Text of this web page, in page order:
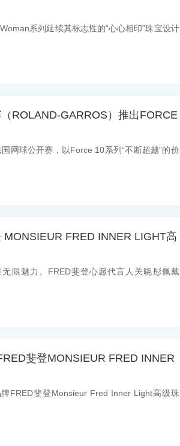
系列延续其标志性的“心心相印”珠宝设计
ROLAND-GARROS）推出FORCE
网球公开赛，以Force 10系列“不断超越”的价
FRED INNER LIGHT高
限魅力。FRED斐登心愿代言人关晓彤佩戴
斐登MONSIEUR FRED INNER
FRED斐登Monsieur Fred Inner Light高级珠